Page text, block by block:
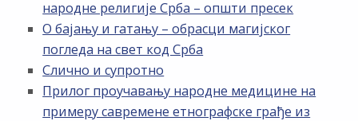
народне религије Срба – општи пресек
О бајању и гатању – обрасци магијског
погледа на свет код Срба
Слично и супротно
Прилог проучавању народне медицине на
примеру савремене етнографске грађе из